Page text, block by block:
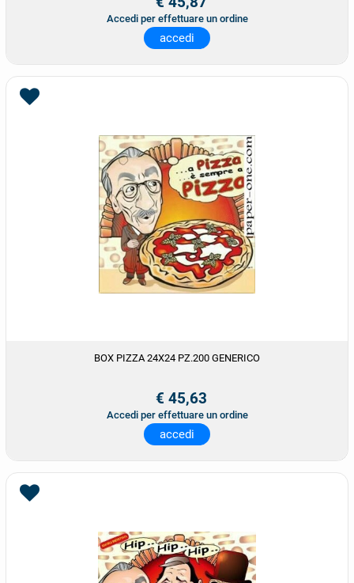
Accedi per effettuare un ordine
accedi
BOX PIZZA 24X24 PZ.200 GENERICO
€ 45,63
Accedi per effettuare un ordine
accedi